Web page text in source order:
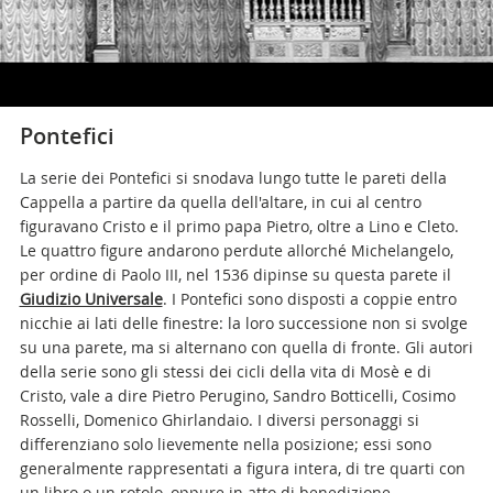
Pontefici
La serie dei Pontefici si snodava lungo tutte le pareti della
Cappella a partire da quella dell'altare, in cui al centro
figuravano Cristo e il primo papa Pietro, oltre a Lino e Cleto.
Le quattro figure andarono perdute allorché Michelangelo,
per ordine di Paolo III, nel 1536 dipinse su questa parete il
Giudizio Universale. I Pontefici sono disposti a coppie entro
nicchie ai lati delle finestre: la loro successione non si svolge
su una parete, ma si alternano con quella di fronte. Gli autori
della serie sono gli stessi dei cicli della vita di Mosè e di
Cristo, vale a dire Pietro Perugino, Sandro Botticelli, Cosimo
Rosselli, Domenico Ghirlandaio. I diversi personaggi si
differenziano solo lievemente nella posizione; essi sono
generalmente rappresentati a figura intera, di tre quarti con